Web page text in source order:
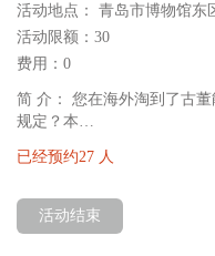
活动地点： 青岛市博物馆东
活动限额：30
费用：0
简 介： 您在海外淘到了古
规定？本…
已经预约27 人
活动结束